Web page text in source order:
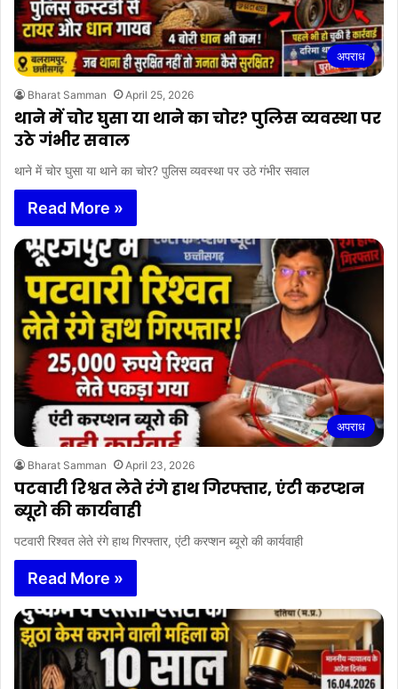
अपराध
Bharat Samman April 25, 2026
थाने में चोर घुसा या थाने का चोर? पुलिस व्यवस्था पर
उठे गंभीर सवाल
थाने में चोर घुसा या थाने का चोर? पुलिस व्यवस्था पर उठे गंभीर सवाल
Read More »
अपराध
Bharat Samman April 23, 2026
पटवारी रिश्वत लेते रंगे हाथ गिरफ्तार, एंटी करप्शन
ब्यूरो की कार्यवाही
पटवारी रिश्वत लेते रंगे हाथ गिरफ्तार, एंटी करप्शन ब्यूरो की कार्यवाही
Read More »